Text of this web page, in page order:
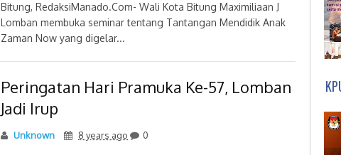
Bitung, RedaksiManado.Com- Wali Kota Bitung Maximiliaan J
Lomban membuka seminar tentang Tantangan Mendidik Anak
Zaman Now yang digelar...
Peringatan Hari Pramuka Ke-57, Lomban
Jadi Irup
Unknown 8 years ago 0